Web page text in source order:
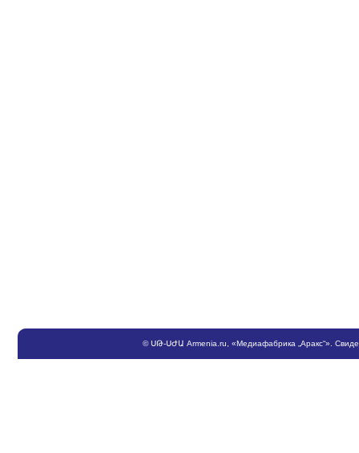
©ՍԹ-ՍԺԱ Armenia.ru , «Медиафабрика „Аракс“».